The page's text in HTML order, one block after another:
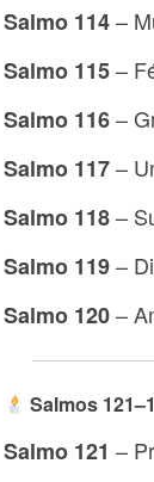
Salmo 114–
Salmo 115–
Salmo 116–
Salmo 117–
Salmo 118–
Salmo 119–
Salmo 120–
Salmos
Salmo 121 –